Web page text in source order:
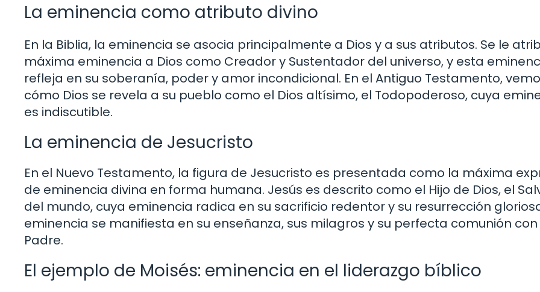
La eminencia como atributo divino
En la Biblia, la eminencia se asocia principalmente a Dios y a sus atributos. Se le
máxima eminencia a Dios como Creador y Sustentador del universo, y esta
refleja en su soberanía, poder y amor incondicional. En el Antiguo Testamento,
cómo Dios se revela a su pueblo como el Dios altísimo, el Todopoderoso, cuya
es indiscutible.
La eminencia de Jesucristo
En el Nuevo Testamento, la figura de Jesucristo es presentada como la máxima
de eminencia divina en forma humana. Jesús es descrito como el Hijo de Dios, el
del mundo, cuya eminencia radica en su sacrificio redentor y su resurrección
eminencia se manifiesta en su enseñanza, sus milagros y su perfecta comunión
Padre.
El ejemplo de Moisés: eminencia en el liderazgo bíblico